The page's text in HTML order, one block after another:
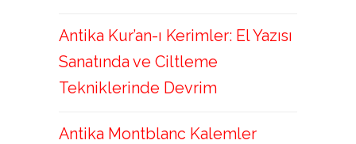
Antika Kur’an-ı Kerimler: El Yazısı
Sanatında ve Ciltleme
Tekniklerinde Devrim
Antika Montblanc Kalemler